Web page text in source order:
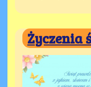
Życzenia